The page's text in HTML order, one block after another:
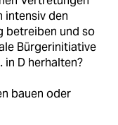
intensiv den
betreiben und so
Bürgerinitiative
D herhalten?
bauen oder